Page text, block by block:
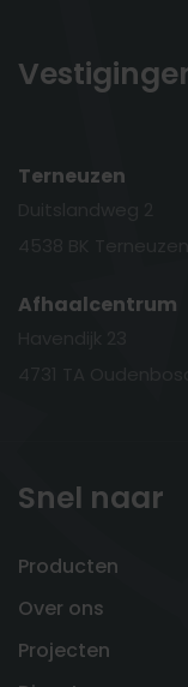
Terneuzen
Afhaalcentrum
Snel naar
Producten
Over ons
Projecten